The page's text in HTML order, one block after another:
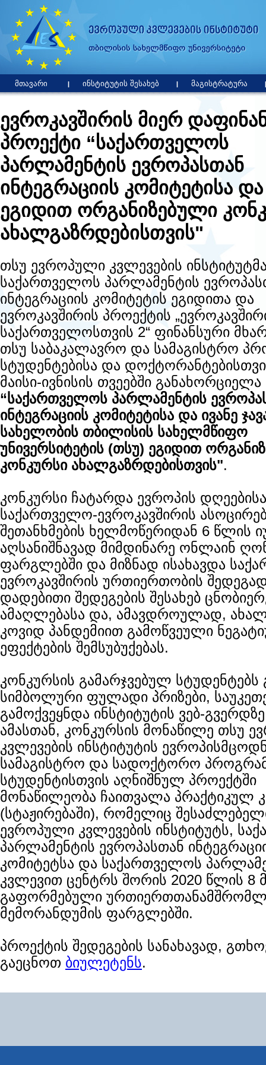
მთავარი ინსტიტუტის შესახებ მაგისტრატურა
ევროკავშირის მიერ
პროექტი “საქართველოს
პარლამენტის ევროპასთან
ინტეგრაციის კომიტეტისა
ეგიდით ორგანიზებული
ახალგაზრდებისთვის"
თსუ ევროპული კვლევების
საქართველოს პარლამენტის
ინტეგრაციის კომიტეტის ეგიდითა და
ევროკავშირის პროექტის
საქართველოსთვის 2“ ფინანსური
თსუ საბაკალავრო და სამაგისტრო
სტუდენტებისა და
მაისი-ივნისის თვეებში
“საქართველოს პარლამენტის
ინტეგრაციის კომიტეტისა და ივანე
სახელობის თბილისის სახელმწიფო
უნივერსიტეტის (თსუ) ეგიდით
კონკურსი ახალგაზრდებისთვის".
კონკურსი ჩატარდა ევროპის
საქართველო-ევროკავშირის
შეთანხმების ხელმოწერიდან 6 წლის
აღსანიშნავად მიმდინარე ონლაინ
ფარგლებში და მიზნად ისახავდა
ევროკავშირის ურთიერთობის
დადებითი შედეგების შესახებ
ამაღლებასა და, ამავდროულად,
კოვიდ პანდემიით გამოწვეული
ეფექტების შემსუბუქებას.
კონკურსის გამარჯვებულ სტუდენტებს
სიმბოლური ფულადი პრიზები,
გამოქვეყნდა ინსტიტუტის ვებ-
ამასთან, კონკურსის მონაწილე თსუ
კვლევების ინსტიტუტის
სამაგისტრო და სადოქტორო
სტუდენტისთვის აღნიშნულ პროექტში
მონაწილეობა ჩაითვალა პრაქტიკულ
(სტაჟირებაში), რომელიც
ევროპული კვლევების ინსტიტუტს,
პარლამენტის ევროპასთან
კომიტეტსა და საქართველოს
კვლევით ცენტრს შორის 2020 წლის 8
გაფორმებული
მემორანდუმის ფარგლებში.
პროექტის შედეგების სანახავად,
გაეცნოთ ბიულეტენს.